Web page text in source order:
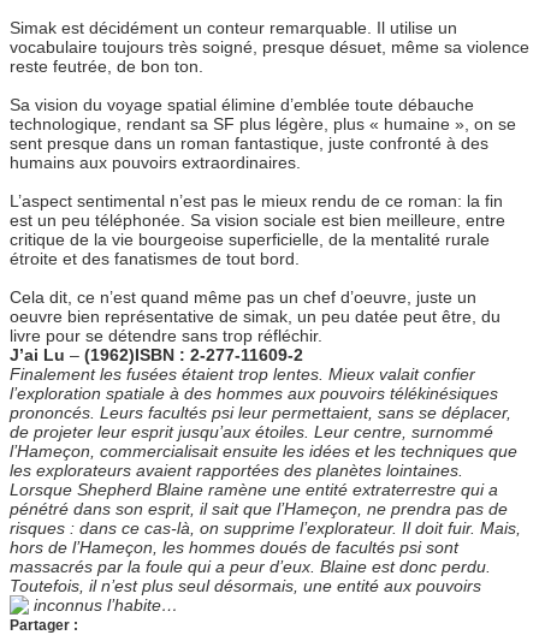
Simak est décidément un conteur remarquable. Il utilise un
vocabulaire toujours très soigné, presque désuet, même sa violence
reste feutrée, de bon ton.
Sa vision du voyage spatial élimine d’emblée toute débauche
technologique, rendant sa SF plus légère, plus « humaine », on se
sent presque dans un roman fantastique, juste confronté à des
humains aux pouvoirs extraordinaires.
L’aspect sentimental n’est pas le mieux rendu de ce roman: la fin
est un peu téléphonée. Sa vision sociale est bien meilleure, entre
critique de la vie bourgeoise superficielle, de la mentalité rurale
étroite et des fanatismes de tout bord.
Cela dit, ce n’est quand même pas un chef d’oeuvre, juste un
oeuvre bien représentative de simak, un peu datée peut être, du
livre pour se détendre sans trop réfléchir.
J’ai Lu – (1962)ISBN : 2-277-11609-2
Finalement les fusées étaient trop lentes. Mieux valait confier
l’exploration spatiale à des hommes aux pouvoirs télékinésiques
prononcés. Leurs facultés psi leur permettaient, sans se déplacer,
de projeter leur esprit jusqu’aux étoiles. Leur centre, surnommé
l’Hameçon, commercialisait ensuite les idées et les techniques que
les explorateurs avaient rapportées des planètes lointaines.
Lorsque Shepherd Blaine ramène une entité extraterrestre qui a
pénétré dans son esprit, il sait que l’Hameçon, ne prendra pas de
risques : dans ce cas-là, on supprime l’explorateur. Il doit fuir. Mais,
hors de l’Hameçon, les hommes doués de facultés psi sont
massacrés par la foule qui a peur d’eux. Blaine est donc perdu.
Toutefois, il n’est plus seul désormais, une entité aux pouvoirs
inconnus l’habite…
Partager :